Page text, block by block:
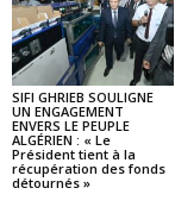
SIFI GHRIEB SOULIGNE
UN ENGAGEMENT
ENVERS LE PEUPLE
ALGÉRIEN : « Le
Président tient à la
récupération des fonds
détournés »